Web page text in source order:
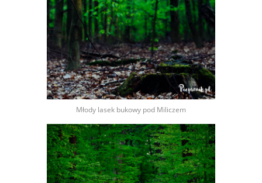
Młody lasek bukowy pod Miliczem